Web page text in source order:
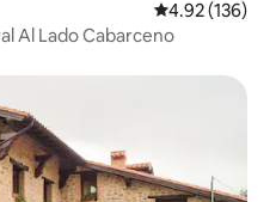
Calificación
4.92 (136)
Al Lado Cabarceno